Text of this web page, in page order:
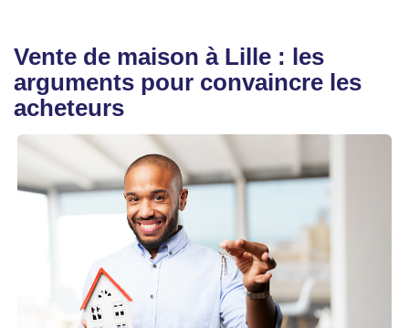
Vente de maison à Lille : les
arguments pour convaincre les
acheteurs